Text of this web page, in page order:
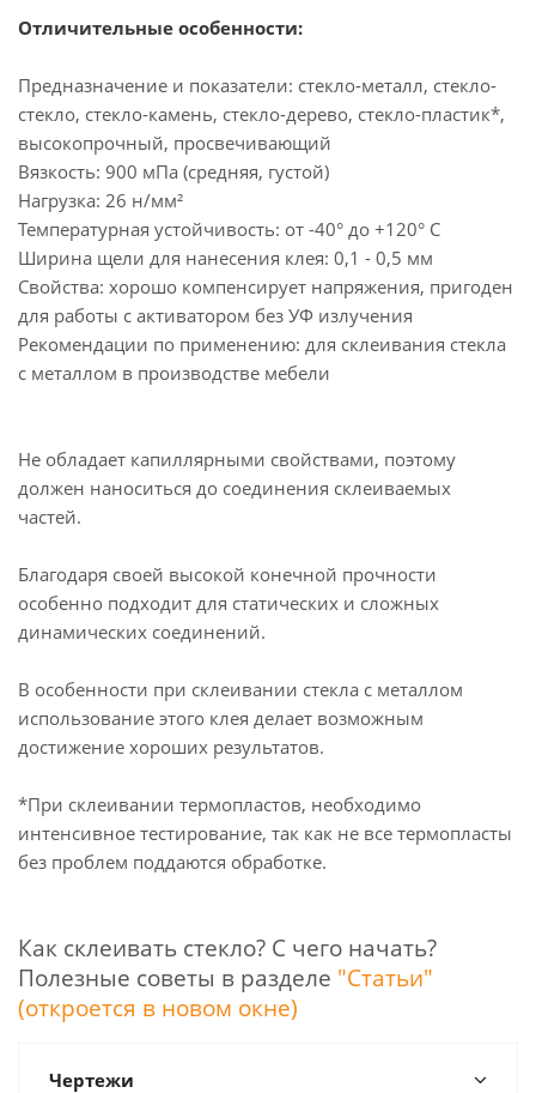
Отличительные особенности:
Предназначение и показатели: стекло-металл, стекло-
стекло, стекло-камень, стекло-дерево, стекло-пластик*,
высокопрочный, просвечивающий
Вязкость: 900 мПа (средняя, густой)
Нагрузка: 26 н/мм²
Температурная устойчивость: от -40° до +120° С
Ширина щели для нанесения клея: 0,1 - 0,5 мм
Свойства: хорошо компенсирует напряжения, пригоден
для работы с активатором без УФ излучения
Рекомендации по применению: для склеивания стекла
с металлом в производстве мебели
Не обладает капиллярными свойствами, поэтому
должен наноситься до соединения склеиваемых
частей.
Благодаря своей высокой конечной прочности
особенно подходит для статических и сложных
динамических соединений.
В особенности при склеивании стекла с металлом
использование этого клея делает возможным
достижение хороших результатов.
*При склеивании термопластов, необходимо
интенсивное тестирование, так как не все термопласты
без проблем поддаются обработке.
Как склеивать стекло? С чего начать?
Полезные советы в разделе "Статьи"
(откроется в новом окне)
Чертежи